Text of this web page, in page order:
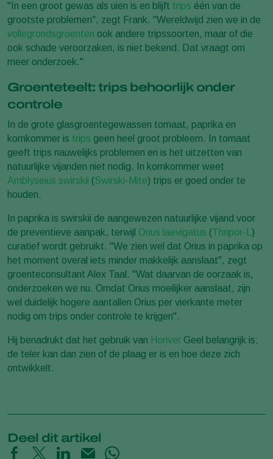
"In een groot gewas als uien is en blijft trips één van de
grootste problemen", zegt Frank. "Wereldwijd zien we in de
vollegrondsgroenten ook andere tripssoorten, maar of die
ook schade veroorzaken, is niet bekend. Dat vraagt om
meer onderzoek."
Groenteteelt: trips behoorlijk onder
controle
In de grote glasgroentegewassen tomaat, paprika en
komkommer is trips geen heel groot probleem. In tomaat
geeft trips nauwelijks problemen en is het uitzetten van
natuurlijke vijanden niet nodig. In komkommer weet
Amblyseius swirskii (Swirski-Mite) trips er goed onder te
houden.
In paprika is swirskii de aangewezen natuurlijke vijand voor
de preventieve aanpak, terwijl Orius laevigatus (Thripor-L )
curatief wordt gebruikt. "We zien wel dat Orius in paprika op
het moment overal iets minder makkelijk aanslaat", zegt
groenteconsultant Alex Taal. "Wat daarvan de oorzaak is,
onderzoeken we nu. Omdat Orius moeilijker aanslaat, zijn
wel duidelijk hogere aantallen Orius per vierkante meter
nodig om trips onder controle te krijgen".
Hij benadrukt dat het gebruik van Horiver Geel belangrijk is;
de teler kan dan zien of de plaag er is en hoe deze zich
ontwikkelt.
Deel dit artikel